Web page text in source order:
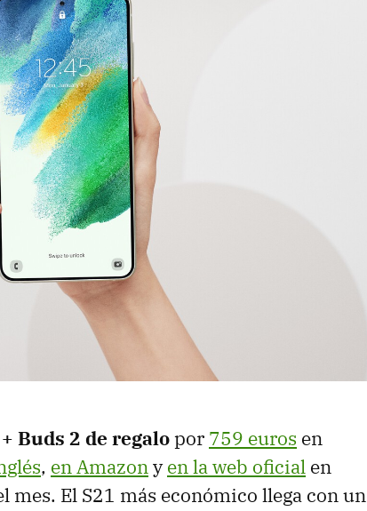
Buds 2 de regalopor 759 euros en
, en Amazonyen la web oficial en
mes. El S21 más económico llega con un